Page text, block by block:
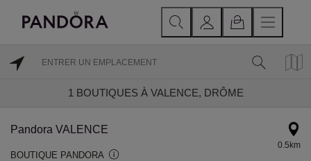
1 BOUTIQUES À VALENCE, DRÔME
Pandora VALENCE
BOUTIQUE PANDORA
0.5km